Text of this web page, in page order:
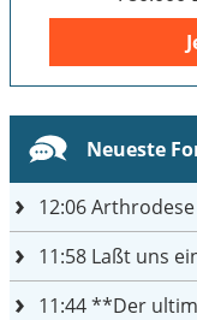
Neueste
12:06
11:58 Laßt uns ein
11:44**Der